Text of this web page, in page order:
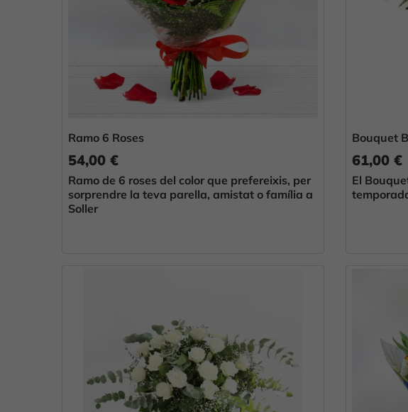
Ramo 6 Roses
54,00 €
Ramo de 6 roses del color que prefereixis, per
sorprendre la teva parella, amistat o família a
Soller
Bouquet
61,00 €
El